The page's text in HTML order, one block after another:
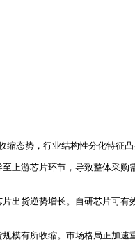
态势，行业结构性分化特征凸
上游芯片环节，导致整体采
出货逆势增长。自研芯片可
有所收缩。市场格局正加速